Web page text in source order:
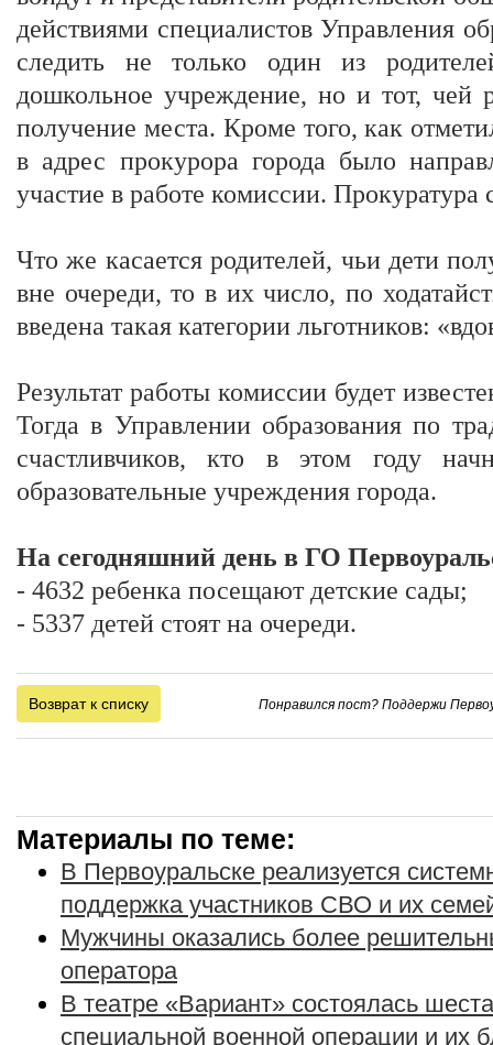
действиями специалистов Управления
следить не только один из
дошкольное учреждение, но и тот, чей
получение места. Кроме того, как
в адрес прокурора города было
участие в работе комиссии. Прокуратура
Что же касается родителей, чьи дети
вне очереди, то в их число, по
введена такая категории льготников:
Результат работы комиссии будет
Тогда в Управлении образования по
счастливчиков, кто в этом году
образовательные учреждения города.
На сегодняшний день в ГО
- 4632 ребенка посещают детские сады;
- 5337 детей стоят на очереди.
Возврат к списку Понравился пост? Поддержи
Материалы по теме:
В Первоуральске реализуется
поддержка участников СВО и их
Мужчины оказались более
оператора
В театре «Вариант» состоялась
специальной военной операции и их